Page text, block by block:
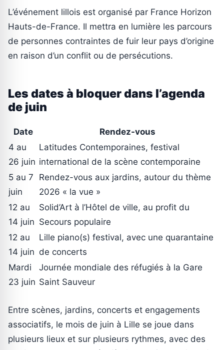
L’événement lillois est organisé par France Horizon
Hauts-de-France. Il mettra en lumière les parcours
de personnes contraintes de fuir leur pays d’origine
en raison d’un conflit ou de persécutions.
Les dates à bloquer dans l’agenda
de juin
Date
Rendez-vous
4 au
26 juin
Latitudes Contemporaines, festival
international de la scène contemporaine
5 au 7
juin
Rendez-vous aux jardins, autour du thème
2026 « la vue »
12 au
14 juin
Solid’Art à l’Hôtel de ville, au profit du
Secours populaire
12 au
14 juin
Lille piano(s) festival, avec une quarantaine
de concerts
Mardi
23 juin
Journée mondiale des réfugiés à la Gare
Saint Sauveur
Entre scènes, jardins, concerts et engagements
associatifs, le mois de juin à Lille se joue dans
plusieurs lieux et sur plusieurs rythmes, avec des